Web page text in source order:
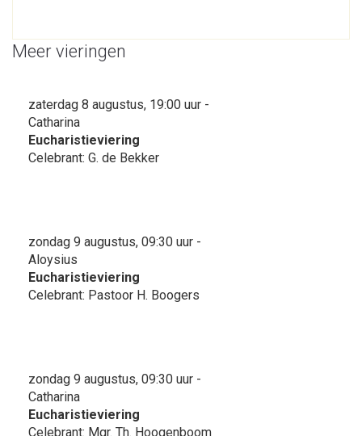
Meer vieringen
zaterdag 8 augustus, 19:00 uur -
Catharina
Eucharistieviering
Celebrant: G. de Bekker
zondag 9 augustus, 09:30 uur -
Aloysius
Eucharistieviering
Celebrant: Pastoor H. Boogers
zondag 9 augustus, 09:30 uur -
Catharina
Eucharistieviering
Celebrant: Mgr. Th. Hoogenboom